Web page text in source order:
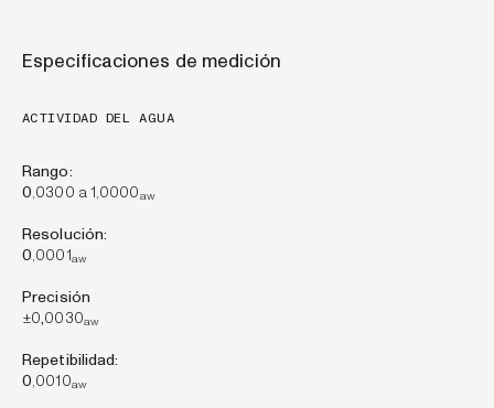
Especificaciones de medición
ACTIVIDAD DEL AGUA
Rango:
0,0300 a 1,0000aw
Resolución:
0,0001aw
Precisión
±0,0030aw
Repetibilidad:
0,0010aw